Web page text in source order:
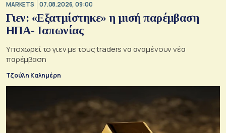
MARKETS 07.08.2026, 09:00
Γιεν: «Εξατμίστηκε» η μισή παρέμβαση
ΗΠΑ- Ιαπωνίας
Υποχωρεί το γιεν με τους traders να αναμένουν νέα
παρέμβαση
Τζούλη Καλημέρη